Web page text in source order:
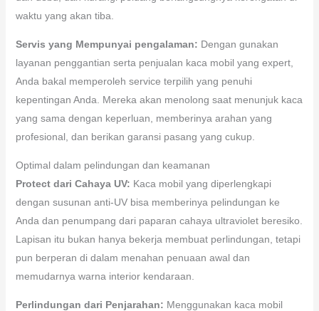
waktu yang akan tiba.
Servis yang Mempunyai pengalaman: Dengan gunakan
layanan penggantian serta penjualan kaca mobil yang expert,
Anda bakal memperoleh service terpilih yang penuhi
kepentingan Anda. Mereka akan menolong saat menunjuk kaca
yang sama dengan keperluan, memberinya arahan yang
profesional, dan berikan garansi pasang yang cukup.
Optimal dalam pelindungan dan keamanan
Protect dari Cahaya UV: Kaca mobil yang diperlengkapi
dengan susunan anti-UV bisa memberinya pelindungan ke
Anda dan penumpang dari paparan cahaya ultraviolet beresiko.
Lapisan itu bukan hanya bekerja membuat perlindungan, tetapi
pun berperan di dalam menahan penuaan awal dan
memudarnya warna interior kendaraan.
Perlindungan dari Penjarahan: Menggunakan kaca mobil